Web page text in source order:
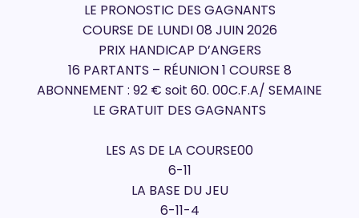
LE PRONOSTIC DES GAGNANTS
COURSE DE LUNDI 08 JUIN 2026
PRIX HANDICAP D’ANGERS
16 PARTANTS – RÉUNION 1 COURSE 8
ABONNEMENT : 92 € soit 60. 00C.F.A/ SEMAINE
LE GRATUIT DES GAGNANTS
LES AS DE LA COURSE00
6-11
LA BASE DU JEU
6-11-4